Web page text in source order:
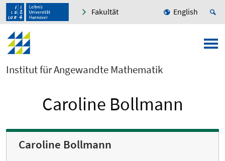
Fakultät English
Institut für Angewandte Mathematik
Caroline Bollmann
Caroline Bollmann